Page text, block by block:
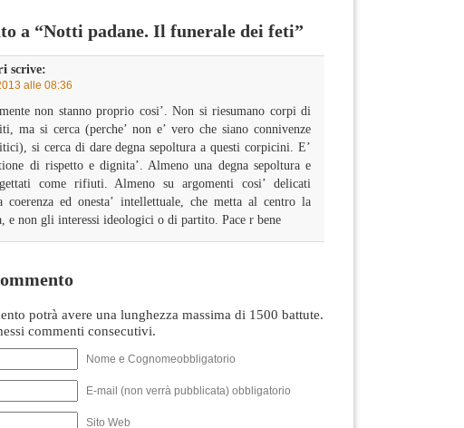
a “Notti padane. Il funerale dei feti”
scrive:
alle 08:36
non stanno proprio cosi’. Non si riesumano corpi di
ma si cerca (perche’ non e’ vero che siano connivenze
si cerca di dare degna sepoltura a questi corpicini. E’
di rispetto e dignita’. Almeno una degna sepoltura e
come rifiuti. Almeno su argomenti cosi’ delicati
coerenza ed onesta’ intellettuale, che metta al centro la
e non gli interessi ideologici o di partito. Pace r bene
potrà avere una lunghezza massima di 1500 battute.
commenti consecutivi.
Nome e Cognomeobbligatorio
E-mail (non verrà pubblicata) obbligatorio
Sito Web